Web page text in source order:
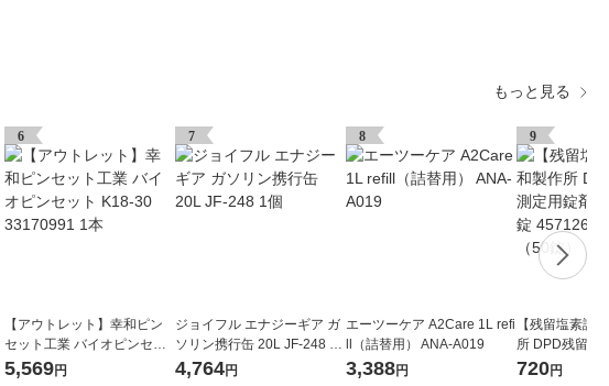
もっと見る
6
【アウトレット】幸和ピン
セット工業 バイオピンセッ
ト K18-30 33170991 1本
5,569円
7
ジョイフル エナジーギア ガ
ソリン携行缶 20L JF-248 1
個
4,764円
8
エーツーケア A2Care 1L refi
ll（詰替用） ANA-A019
3,388円
9
【残留塩素試
所 DPD残留塩
試薬No.1 50錠
720円